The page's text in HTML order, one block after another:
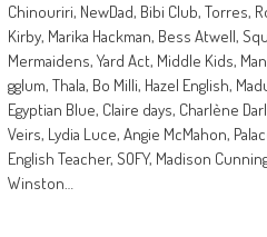
Chinouriri, NewDad, Bibi Club, Torres,
Kirby, Marika Hackman, Bess Atwell,
Mermaidens, Yard Act, Middle Kids,
gglum, Thala, Bo Milli, Hazel English,
Egyptian Blue, Claire days, Charlène
Veirs, Lydia Luce, Angie McMahon,
English Teacher, SOFY, Madison
Winston…